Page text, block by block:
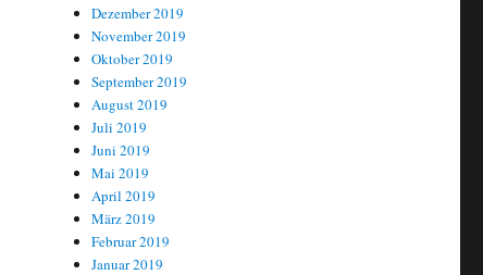
Dezember 2019
November 2019
Oktober 2019
September 2019
August 2019
Juli 2019
Juni 2019
Mai 2019
April 2019
März 2019
Februar 2019
Januar 2019